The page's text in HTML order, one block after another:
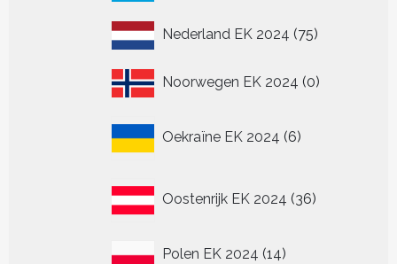
Nederland EK 2024 7575
Noorwegen EK 2024 00
Oekraïne EK 2024 6
producten
Oostenrijk EK 2024 36
producten
Polen EK 2024 1414